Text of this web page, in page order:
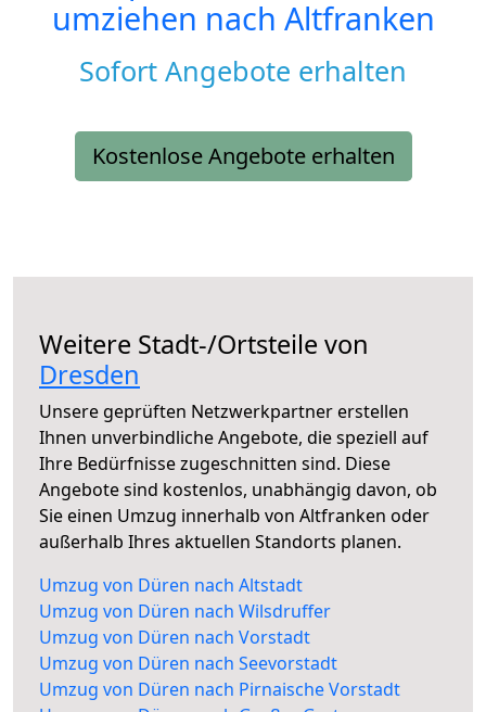
umziehen nach Altfranken
Sofort Angebote erhalten
Kostenlose Angebote erhalten
Weitere Stadt-/Ortsteile von
Dresden
Unsere geprüften Netzwerkpartner erstellen
Ihnen unverbindliche Angebote, die speziell auf
Ihre Bedürfnisse zugeschnitten sind. Diese
Angebote sind kostenlos, unabhängig davon, ob
Sie einen Umzug innerhalb von Altfranken oder
außerhalb Ihres aktuellen Standorts planen.
Umzug von Düren nach Altstadt
Umzug von Düren nach Wilsdruffer
Umzug von Düren nach Vorstadt
Umzug von Düren nach Seevorstadt
Umzug von Düren nach Pirnaische Vorstadt